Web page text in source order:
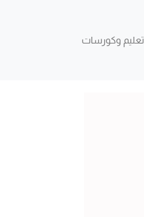
تعليم وكورسات